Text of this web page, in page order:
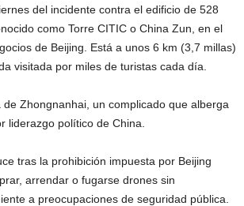
del incidente contra el edificio de 528
como Torre CITIC o China Zun, en el
de Beijing. Está a unos 6 ‌km (3,7 millas)
visitada por miles de turistas cada día.
de Zhongnanhai, un complicado que alberga
liderazgo político de China.
tras la prohibición impuesta por Beijing
arrendar o fugarse drones sin
a preocupaciones de seguridad pública.